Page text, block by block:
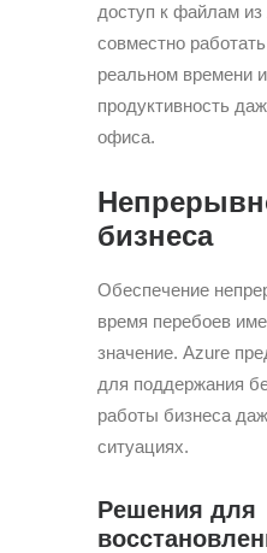
доступ к файлам
совместно
реальном времени
продуктивность
офиса.
бизнеса
Обеспечение
время перебоев
значение. Azure
для поддержания
работы бизнеса
ситуациях.
Решения для